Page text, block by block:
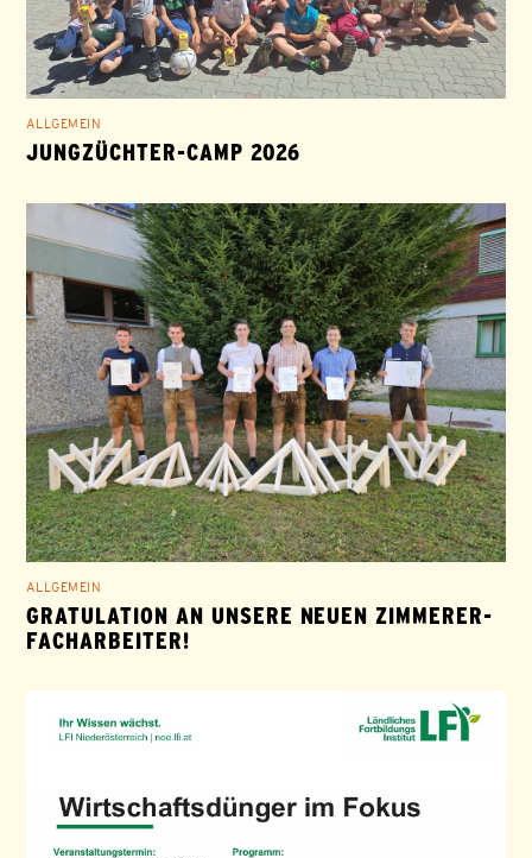
ALLGEMEIN
JUNGZÜCHTER-CAMP 2026
ALLGEMEIN
GRATULATION AN UNSERE NEUEN ZIMMERER-
FACHARBEITER!